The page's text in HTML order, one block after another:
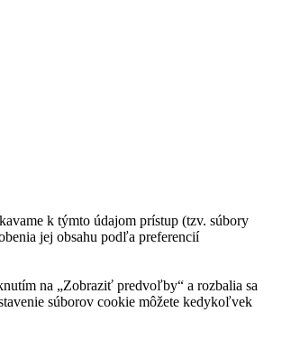
k týmto údajom prístup (tzv. súbory
jej obsahu podľa preferencií
na „Zobraziť predvoľby“ a rozbalia sa
súborov cookie môžete kedykoľvek